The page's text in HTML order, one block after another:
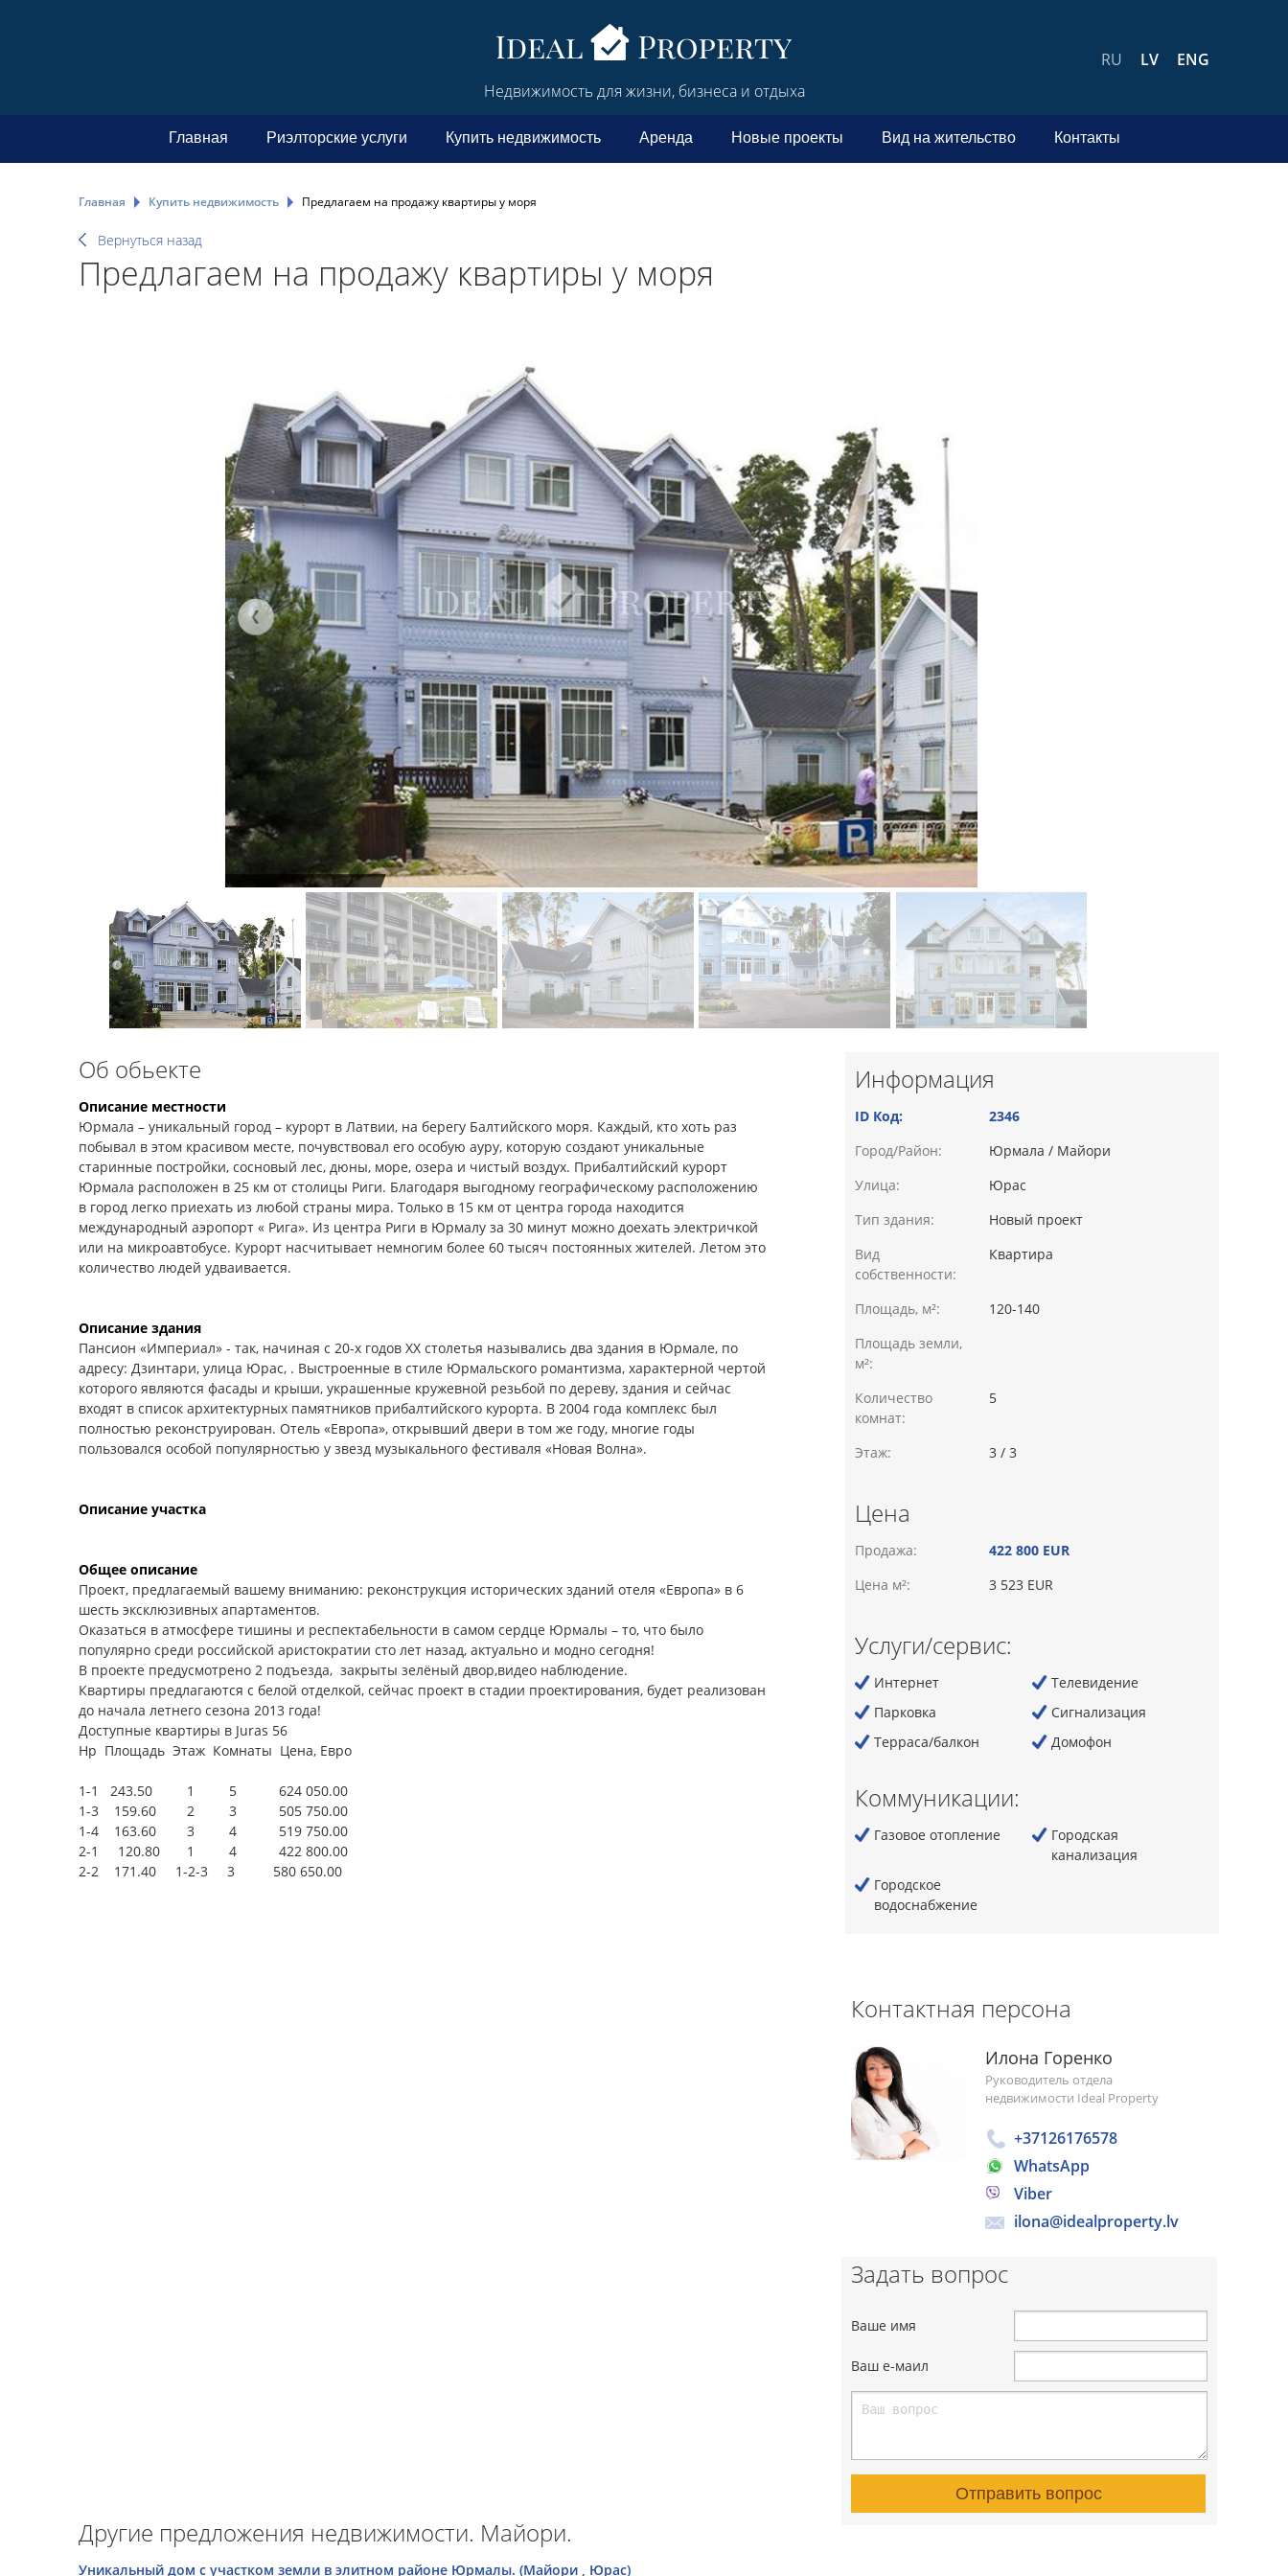
Недвижимость для жизни, бизнеса и отдыха
RU LV ENG
Главная Риэлторские услуги Купить недвижимость Аренда Новые проекты Вид на жительство Контакты
Главная Купить недвижимость Предлагаем на продажу квартиры у моря
Вернуться назад
Предлагаем на продажу квартиры у моря
Об обьекте
Описание местности
Юрмала – уникальный город – курорт в Латвии, на берегу Балтийского моря. Каждый, кто хоть раз
побывал в этом красивом месте, почувствовал его особую ауру, которую создают уникальные
старинные постройки, сосновый лес, дюны, море, озера и чистый воздух. Прибалтийский курорт
Юрмала расположен в 25 км от столицы Риги. Благодаря выгодному географическому расположению
в город легко приехать из любой страны мира. Только в 15 км от центра города находится
международный аэропорт « Рига». Из центра Риги в Юрмалу за 30 минут можно доехать электричкой
или на микроавтобусе. Курорт насчитывает немногим более 60 тысяч постоянных жителей. Летом это
количество людей удваивается.
Описание здания
Пансион «Империал» - так, начиная с 20-х годов ХХ столетья назывались два здания в Юрмале, по
адресу: Дзинтари, улица Юрас, . Выстроенные в стиле Юрмальского романтизма, характерной чертой
которого являются фасады и крыши, украшенные кружевной резьбой по дереву, здания и сейчас
входят в список архитектурных памятников прибалтийского курорта. В 2004 года комплекс был
полностью реконструирован. Отель «Европа», открывший двери в том же году, многие годы
пользовался особой популярностью у звезд музыкального фестиваля «Новая Волна».
Описание участка
Общее описание
Проект, предлагаемый вашему вниманию: реконструкция исторических зданий отеля «Европа» в 6
шесть эксклюзивных апартаментов.
Оказаться в атмосфере тишины и респектабельности в самом сердце Юрмалы – то, что было
популярно среди российской аристократии сто лет назад, актуально и модно сегодня!
В проекте предусмотрено 2 подъезда, закрыты зелёный двор,видео наблюдение.
Квартиры предлагаются с белой отделкой, сейчас проект в стадии проектирования, будет реализован
до начала летнего сезона 2013 года!
Доступные квартиры в Juras 56
Нр Площадь Этаж Комнаты Цена, Евро
1-1 243.50 1 5 624 050.00
1-3 159.60 2 3 505 750.00
1-4 163.60 3 4 519 750.00
2-1 120.80 1 4 422 800.00
2-2 171.40 1-2-3 3 580 650.00
Информация
ID Код:
2346
Город/Район:
Юрмала / Майори
Улица:
Юрас
Тип здания:
Новый проект
Вид
собственности:
Квартира
Площадь, м²:
120-140
Площадь земли,
м²:
Количество
комнат:
5
Этаж: 3 / 3
Цена
Продажа:
422 800 EUR
Цена м²:
3 523 EUR
Услуги/сервис:
Интернет
Телевидение
Парковка
Сигнализация
Терраса/балкон
Домофон
Коммуникации:
Газовое отопление
Городская
канализация
Городскoe
водоснабжение
Контактная персона
Илона Горенко
Руководитель отдела
недвижимости Ideal Property
+37126176578
WhatsApp
Viber
ilona@idealproperty.lv
Задать вопрос
Ваше имя
Ваш е-маил
Отправить вопрос
Другие предложения недвижимости. Майори.
Уникальный дом с участком земли в элитном районе Юрмалы. (Майори , Юрас)